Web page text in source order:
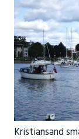
Kristiansand